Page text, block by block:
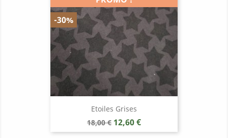
Etoiles Grises
Prix
de
18,00 € Prix
12,60 €
-30%